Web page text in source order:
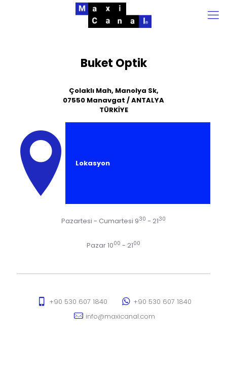
Buket Optik
Çolaklı Mah, Manolya Sk,
07550 Manavgat / ANTALYA
TÜRKİYE
Lokasyon
Pazartesi - Cumartesi 930 - 2130
Pazar 1000 - 2100
+90 530 607 1840
+90 530 607 1840
info@maxicanal.com